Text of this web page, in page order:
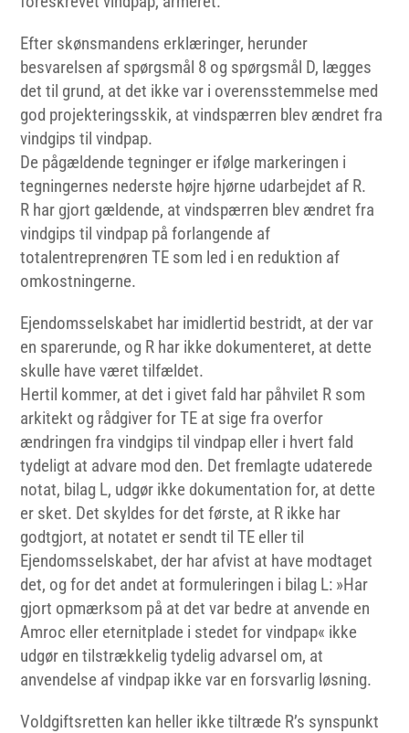
Efter skønsmandens erklæringer, herunder
besvarelsen af spørgsmål 8 og spørgsmål D, lægges
det til grund, at det ikke var i overensstemmelse med
god projekteringsskik, at vindspærren blev ændret fra
vindgips til vindpap.
De pågældende tegninger er ifølge markeringen i
tegningernes nederste højre hjørne udarbejdet af R.
R har gjort gældende, at vindspærren blev ændret fra
vindgips til vindpap på forlangende af
totalentreprenøren TE som led i en reduktion af
omkostningerne.
Ejendomsselskabet har imidlertid bestridt, at der var
en sparerunde, og R har ikke dokumenteret, at dette
skulle have været tilfældet.
Hertil kommer, at det i givet fald har påhvilet R som
arkitekt og rådgiver for TE at sige fra overfor
ændringen fra vindgips til vindpap eller i hvert fald
tydeligt at advare mod den. Det fremlagte udaterede
notat, bilag L, udgør ikke dokumentation for, at dette
er sket. Det skyldes for det første, at R ikke har
godtgjort, at notatet er sendt til TE eller til
Ejendomsselskabet, der har afvist at have modtaget
det, og for det andet at formuleringen i bilag L: »Har
gjort opmærksom på at det var bedre at anvende en
Amroc eller eternitplade i stedet for vindpap« ikke
udgør en tilstrækkelig tydelig advarsel om, at
anvendelse af vindpap ikke var en forsvarlig løsning.
Voldgiftsretten kan heller ikke tiltræde R’s synspunkt